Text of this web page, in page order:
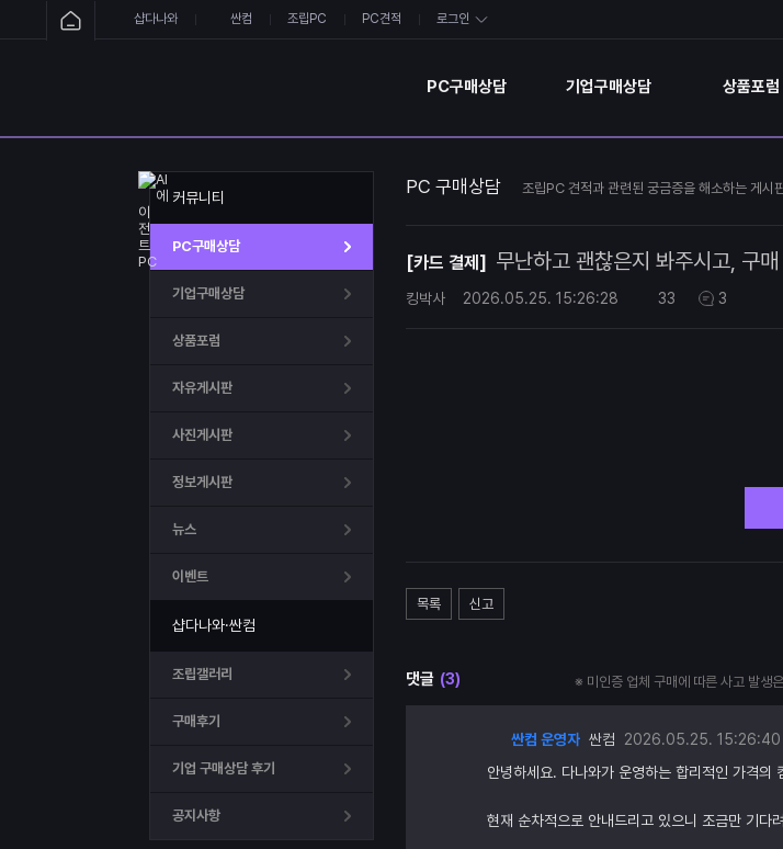
샵다나와 싼컴 조립PC PC견적 로그인
PC구매상담 기업구매상담 상품포럼
커뮤니티
PC구매상담
기업구매상담
상품포럼
자유게시판
사진게시판
정보게시판
뉴스
이벤트
샵다나와·싼컴
조립갤러리
구매후기
기업 구매상담 후기
공지사항
PC 구매상담 조립PC 견적과 관련된 궁금증을 해소하는 게시
[카드 결제] 무난하고 괜찮은지 봐주시고, 구
킹박사 2026.05.25. 15:26:28 33 3
목록 신고
댓글 (3) ※ 미인증 업체 구매에 따른 사고 발생
싼컴 운영자 싼컴 2026.05.25. 15:26:40
안녕하세요. 다나와가 운영하는 합리적인 가격의
현재 순차적으로 안내드리고 있으니 조금만 기다